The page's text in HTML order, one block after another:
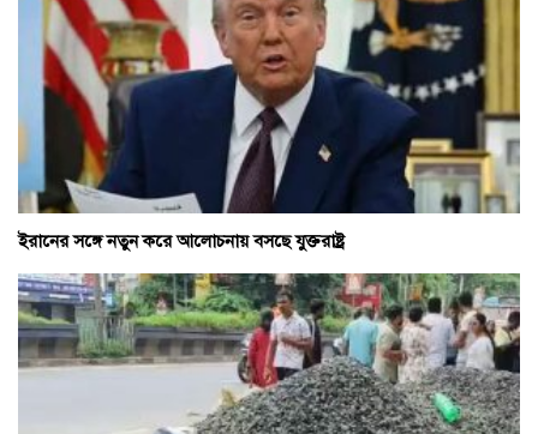
ইরানের সঙ্গে নতুন করে আলোচনায় বসছে যুক্তরাষ্ট্র